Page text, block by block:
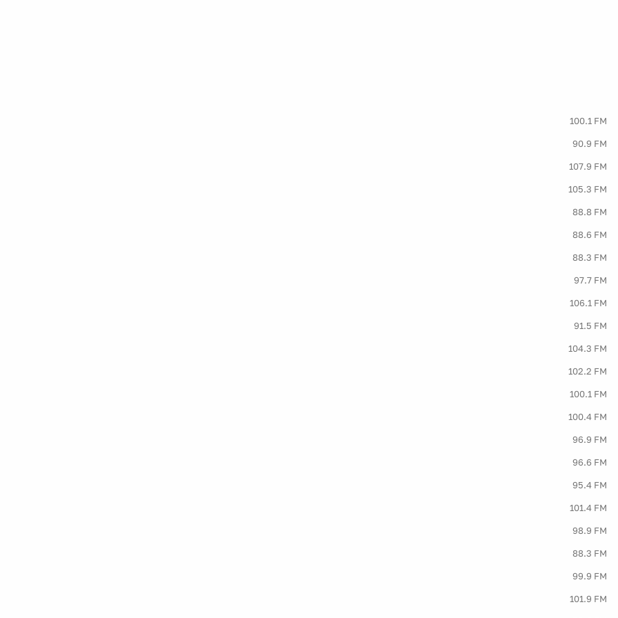
100.1 FM
90.9 FM
107.9 FM
105.3 FM
88.8 FM
88.6 FM
88.3 FM
97.7 FM
106.1 FM
91.5 FM
104.3 FM
102.2 FM
100.1 FM
100.4 FM
96.9 FM
96.6 FM
95.4 FM
101.4 FM
98.9 FM
88.3 FM
99.9 FM
101.9 FM